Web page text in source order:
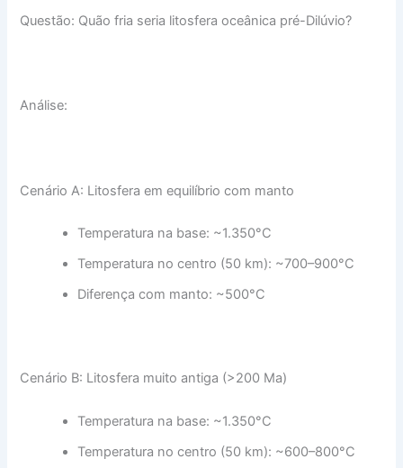
Questão: Quão fria seria litosfera oceânica pré-Dilúvio?
Análise:
Cenário A: Litosfera em equilíbrio com manto
Temperatura na base: ~1.350°C
Temperatura no centro (50 km): ~700–900°C
Diferença com manto: ~500°C
Cenário B: Litosfera muito antiga (>200 Ma)
Temperatura na base: ~1.350°C
Temperatura no centro (50 km): ~600–800°C